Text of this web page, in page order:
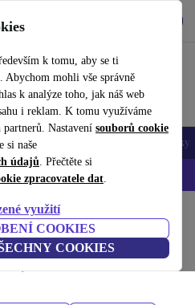
k tomu, aby se ti
Abychom mohli vše správně
k analýze toho, jak náš web
i reklam. K tomu využíváme
partnerů. Nastavení souborů cookie
si naše
údajů. Přečtěte si
zpracovatele dat.
využití
COOKIES
COOKIES
Tablety Doplňky
– kód: IPHONEDEAL-
s minimálně 12 měsíční zárukou.